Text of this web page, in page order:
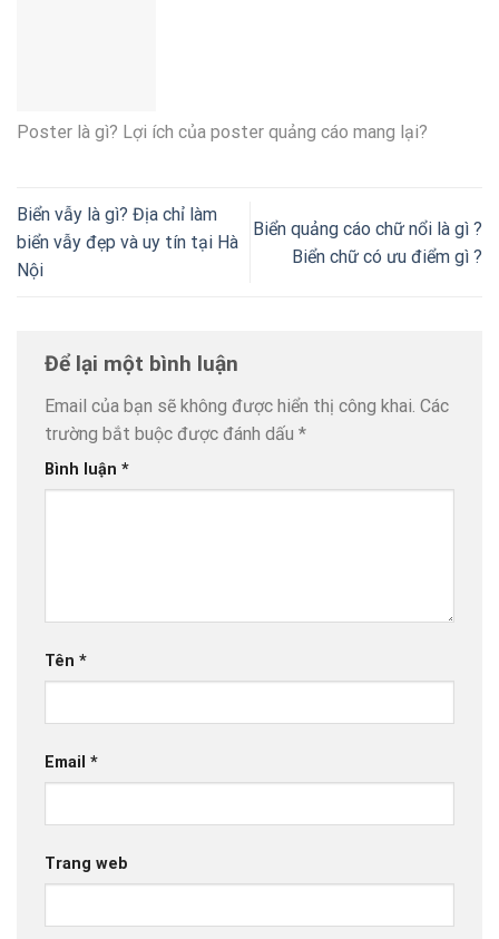
Poster là gì? Lợi ích của poster quảng cáo mang lại?
Biển vẫy là gì? Địa chỉ làm
biển vẫy đẹp và uy tín tại Hà
Nội
Biển quảng cáo chữ nổi là gì ?
Biển chữ có ưu điểm gì ?
Để lại một bình luận
Email của bạn sẽ không được hiển thị công khai. Các
trường bắt buộc được đánh dấu *
Bình luận *
Tên *
Email *
Trang web